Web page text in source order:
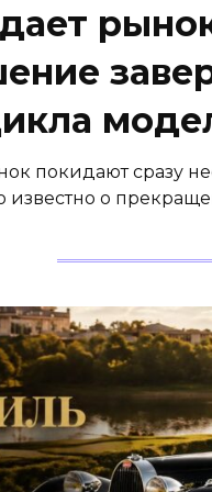
покидают сразу
известно о